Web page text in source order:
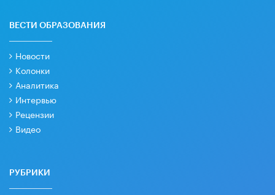
ВЕСТИ ОБРАЗОВАНИЯ
Новости
Колонки
Аналитика
Интервью
Рецензии
Видео
РУБРИКИ